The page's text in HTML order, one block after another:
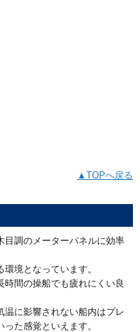
▲TOPへ戻る
目調のメーターパネルに効率
境となっています。
時間の操船でも疲れにくい良
温に影響されない船内はプレ
た感覚といえます。